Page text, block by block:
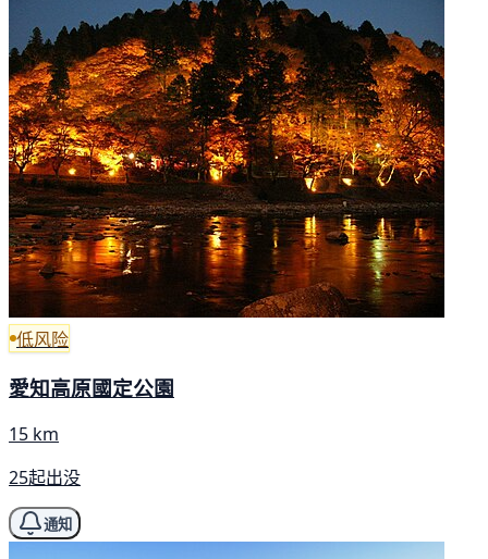
低风险
愛知高原國定公園
15 km
25起出没
通知